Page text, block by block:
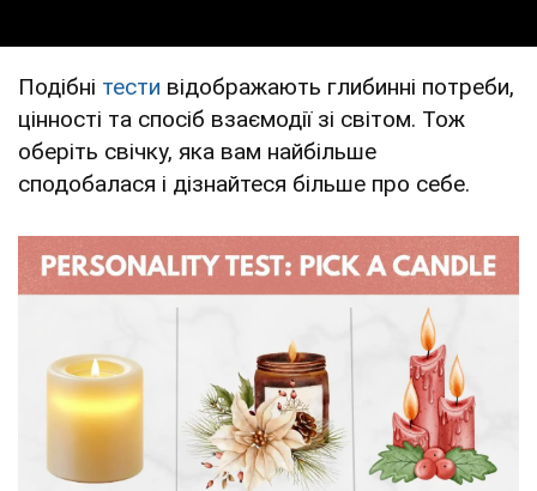
Подібні тести відображають глибинні потреби,
цінності та спосіб взаємодії зі світом. Тож
оберіть свічку, яка вам найбільше
сподобалася і дізнайтеся більше про себе.